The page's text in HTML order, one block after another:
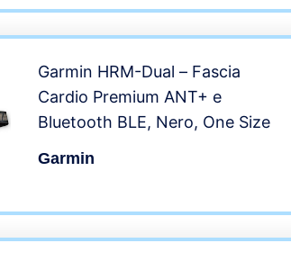
Garmin HRM-Dual – Fascia
Cardio Premium ANT+ e
Bluetooth BLE, Nero, One Size
Garmin